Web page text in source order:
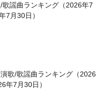
歌謡曲ランキング（2026年7
7月30日）
歌/歌謡曲ランキング（2026
年7月30日）